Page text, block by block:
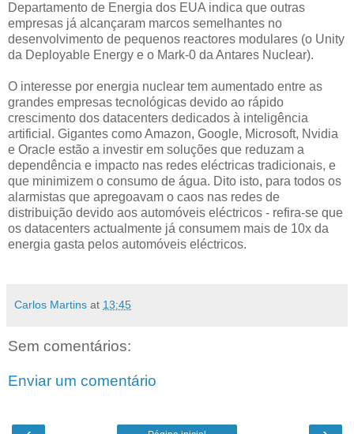
Departamento de Energia dos EUA indica que outras
empresas já alcançaram marcos semelhantes no
desenvolvimento de pequenos reactores modulares (o Unity
da Deployable Energy e o Mark-0 da Antares Nuclear).
O interesse por energia nuclear tem aumentado entre as
grandes empresas tecnológicas devido ao rápido
crescimento dos datacenters dedicados à inteligência
artificial. Gigantes como Amazon, Google, Microsoft, Nvidia
e Oracle estão a investir em soluções que reduzam a
dependência e impacto nas redes eléctricas tradicionais, e
que minimizem o consumo de água. Dito isto, para todos os
alarmistas que apregoavam o caos nas redes de
distribuição devido aos automóveis eléctricos - refira-se que
os datacenters actualmente já consumem mais de 10x da
energia gasta pelos automóveis eléctricos.
Carlos Martins at 13:45
Sem comentários:
Enviar um comentário